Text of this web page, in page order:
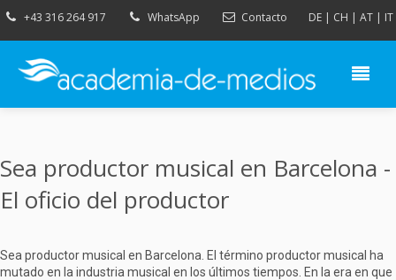
+43 316 264 917 WhatsApp Contacto DE| CH | AT| IT
Sea productor musical en Barcelona -
El oficio del productor
Sea productor musical en Barcelona. El término productor musical ha
mutado en la industria musical en los últimos tiempos. En la era en que